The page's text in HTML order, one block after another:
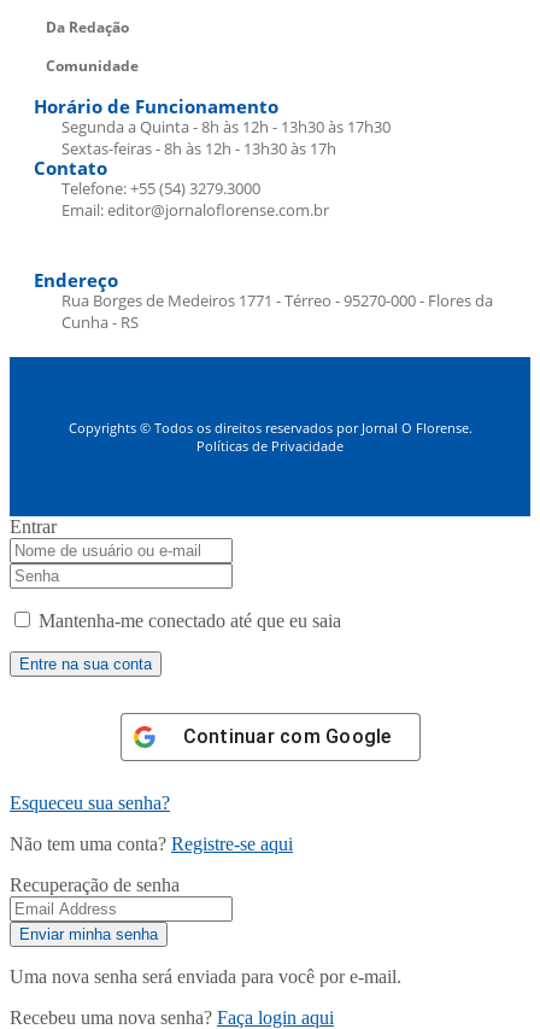
Da Redação
Comunidade
Horário de Funcionamento
Segunda a Quinta - 8h às 12h - 13h30 às 17h30
Sextas-feiras - 8h às 12h - 13h30 às 17h
Contato
Telefone: +55 (54) 3279.3000
Email: editor@jornaloflorense.com.br
Endereço
Rua Borges de Medeiros 1771 - Térreo - 95270-000 - Flores da
Cunha - RS
Copyrights © Todos os direitos reservados por Jornal O Florense.
Políticas de Privacidade
Entrar
Mantenha-me conectado até que eu saia
Continuar com Google
Esqueceu sua senha?
Não tem uma conta? Registre-se aqui
Recuperação de senha
Uma nova senha será enviada para você por e-mail.
Recebeu uma nova senha? Faça login aqui